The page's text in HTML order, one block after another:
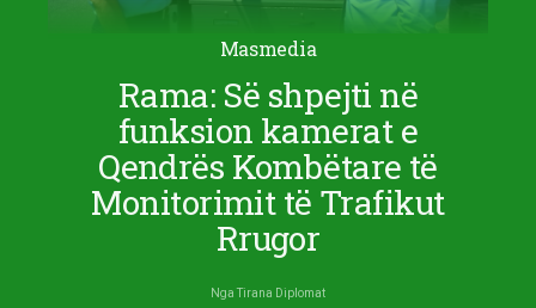
Masmedia
Rama: Së shpejti në
funksion kamerat e
Qendrës Kombëtare të
Monitorimit të Trafikut
Rrugor
NgaTirana Diplomat